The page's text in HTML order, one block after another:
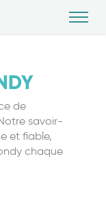
de
savoir-
et fiable,
chaque